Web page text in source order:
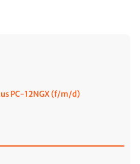
PC-12NGX (f/m/d)